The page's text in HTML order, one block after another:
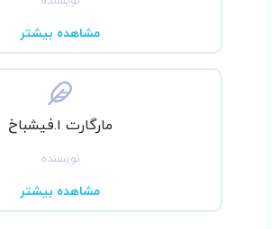
مشاهده بیشتر
مارگارت ا.فیشباخ
نویسنده
مشاهده بیشتر